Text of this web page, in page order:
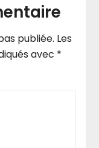
publiée. Les
avec *